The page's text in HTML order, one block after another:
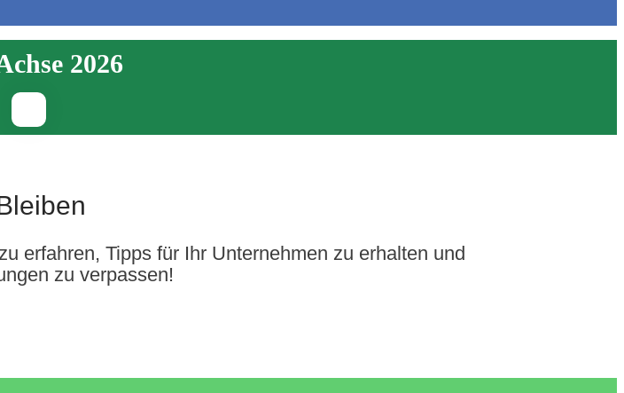
2026
erfahren, Tipps für Ihr Unternehmen zu erhalten und
zu verpassen!